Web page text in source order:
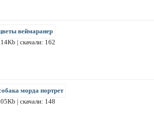
веймаранер
| скачали: 162
морда портрет
| скачали: 148